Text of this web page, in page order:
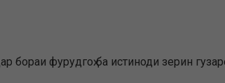
фурудгоҳ ба истиноди зерин